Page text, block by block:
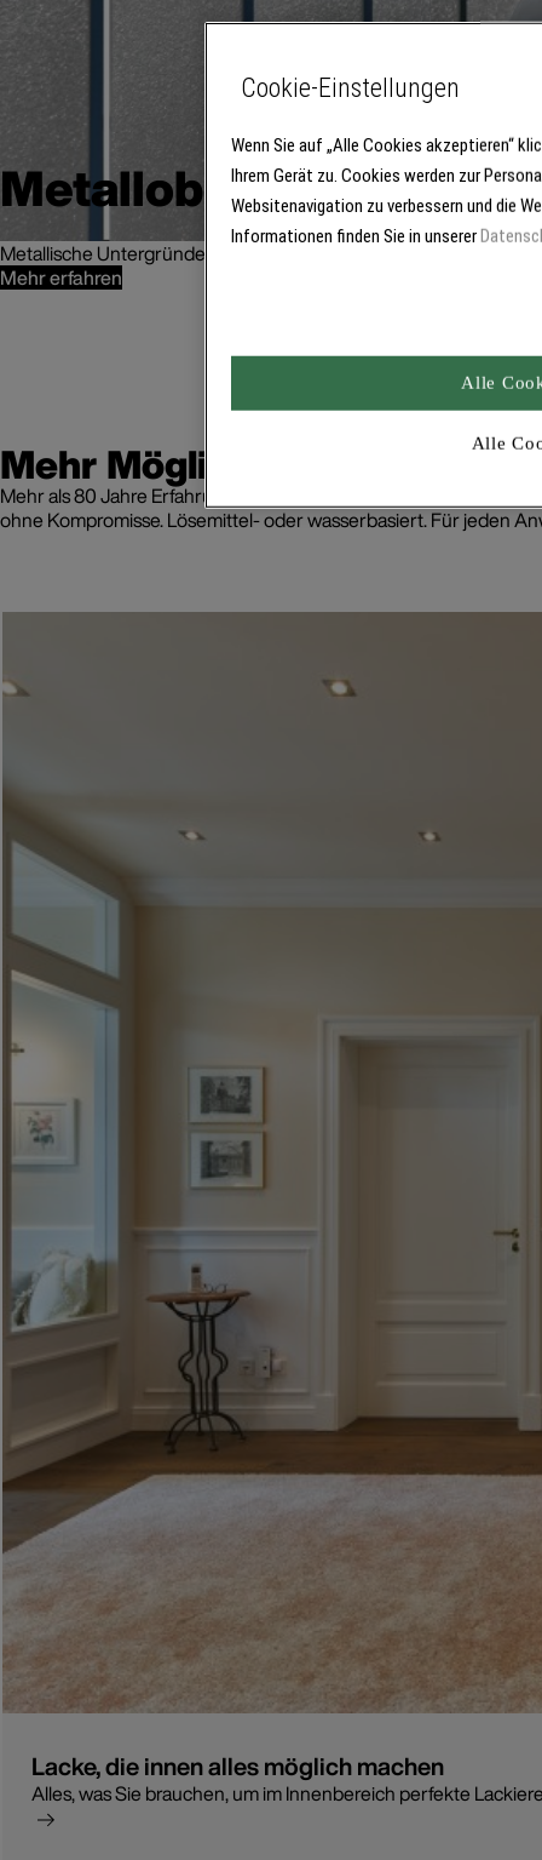
Metalloberflächen
Metallische Untergründe, alte Beschichtungen und Coil Coating
Mehr erfahren
Mehr Möglichkeiten
Mehr als 80 Jahre Erfahrung mit Lackbeschichtungen. Das sind
ohne Kompromisse. Lösemittel- oder wasserbasiert. Für jeden
Lacke, die innen alles möglich machen
Alles, was Sie brauchen, um im Innenbereich perfekte
Cookie-Einstellungen
Wenn Sie auf „Alle Cookies akzeptieren“
Ihrem Gerät zu. Cookies werden zur
Websitenavigation zu verbessern und die
Informationen finden Sie in unserer
Alle
Alle